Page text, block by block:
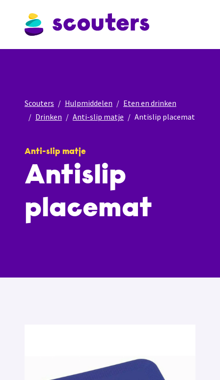
Scouters Hulpmiddelen
Eten en drinken
Drinken
Anti-slip matje Antislip placemat
Anti-slip matje
Antislip
placemat